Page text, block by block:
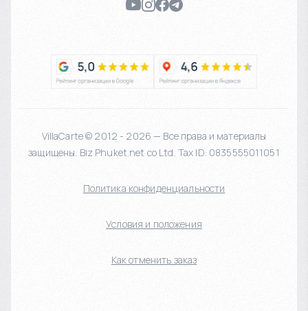
VillaCarte © 2012 - 2026 — Все права и материалы
защищены. Biz Phuket.net co Ltd. Tax ID: 0835555011051
Политика конфиденциальности
Условия и положения
Как отменить заказ